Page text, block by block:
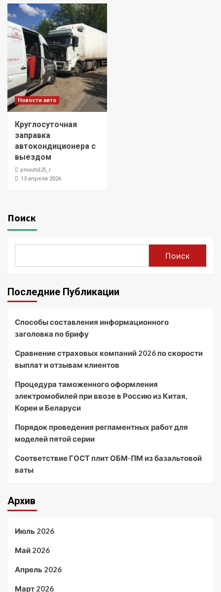
Новости авто
Круглосуточная
заправка
автокондиционера с
выездом
proauto125_r
13 апреля 2026
Поиск
Поиск
Последние Публикации
Способы составления информационного
заголовка по брифу
Сравнение страховых компаний 2026 по скорости
выплат и отзывам клиентов
Процедура таможенного оформления
электромобилей при ввозе в Россию из Китая,
Кореи и Беларуси
Порядок проведения регламентных работ для
моделей пятой серии
Соответствие ГОСТ плит ОБМ-ПМ из базальтовой
ваты
Архив
Июль 2026
Май 2026
Апрель 2026
Март 2026